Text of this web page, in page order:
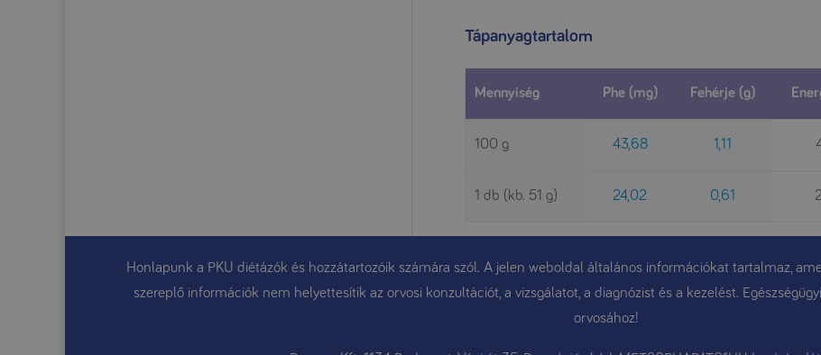
Tápanyagtartalom
Mennyiség Phe (mg) Fehérje (g)
100 g 43,68 1,11
1 db (kb. 51 g) 24,02 0,61
Honlapunk a PKU diétázók és hozzátartozóik számára szól. A jelen weboldal általános információkat tartalmaz,
szereplő információk nem helyettesítik az orvosi konzultációt, a vizsgálatot, a diagnózist és a kezelést.
orvosához!